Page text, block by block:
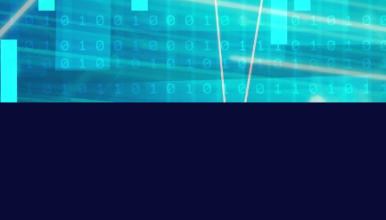
CSR
アナリストレポート